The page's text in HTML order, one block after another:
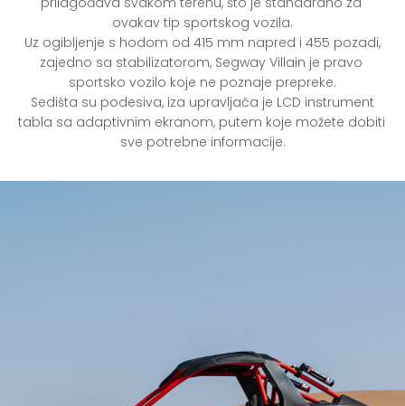
ovakav tip sportskog vozila.
zajedno sa stabilizatorom, Segway Villain je pravo
sportsko vozilo koje ne poznaje prepreke.
tabla sa adaptivnim ekranom, putem koje možete dobiti
sve potrebne informacije.